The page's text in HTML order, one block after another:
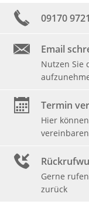
09170
Email
Nutzen Sie
Termin
Hier
vereinbaren
Gerne
zurück